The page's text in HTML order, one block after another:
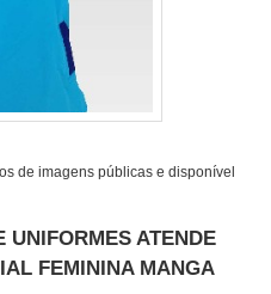
de imagens públicas e disponível
UNIFORMES ATENDE
FEMININA MANGA